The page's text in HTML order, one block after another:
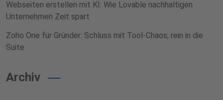
Webseiten erstellen mit KI: Wie Lovable nachhaltigen
Unternehmen Zeit spart
Zoho One für Gründer: Schluss mit Tool-Chaos, rein in die
Suite
Archiv